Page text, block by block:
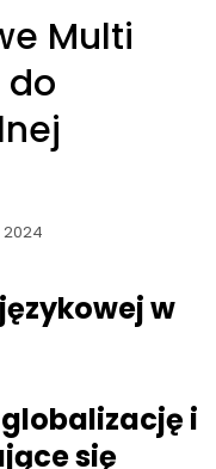
Multi
do
w
i
się